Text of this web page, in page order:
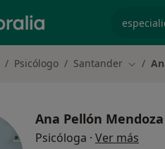
Psicólogo Santander
Ana Pellón Mendoza
Psicóloga · Ver más